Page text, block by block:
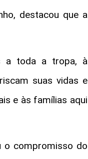
destacou que a
a toda a tropa, à
suas vidas e
e às famílias aqui
o compromisso do